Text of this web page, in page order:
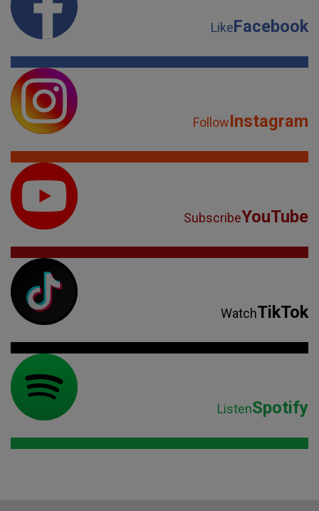
LikeFacebook
FollowInstagram
SubscribeYouTube
WatchTikTok
ListenSpotify